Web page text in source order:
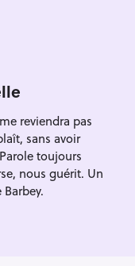
reviendra pas
sans avoir
toujours
nous guérit. Un